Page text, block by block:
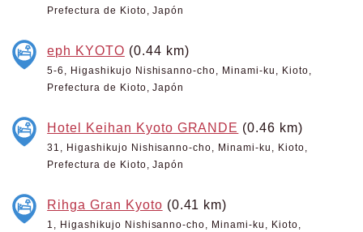
Prefectura de Kioto, Japón
eph KYOTO (0.44 km)
5-6, Higashikujo Nishisanno-cho, Minami-ku, Kioto,
Prefectura de Kioto, Japón
Hotel Keihan Kyoto GRANDE (0.46 km)
31, Higashikujo Nishisanno-cho, Minami-ku, Kioto,
Prefectura de Kioto, Japón
Rihga Gran Kyoto (0.41 km)
1, Higashikujo Nishisanno-cho, Minami-ku, Kioto,